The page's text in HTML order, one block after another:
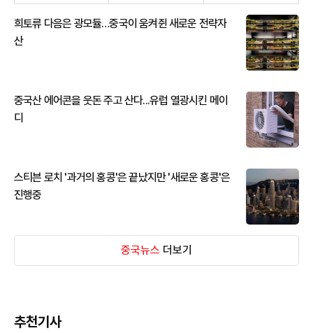
희토류 다음은 광모듈…중국이 움켜쥔 새로운 전략자
산
중국산 에어콘을 웃돈 주고 산다...유럽 열광시킨 메이
디
스티븐 로치 '과거의 홍콩'은 끝났지만 '새로운 홍콩'은
진행중
중국뉴스 더보기
추천기사